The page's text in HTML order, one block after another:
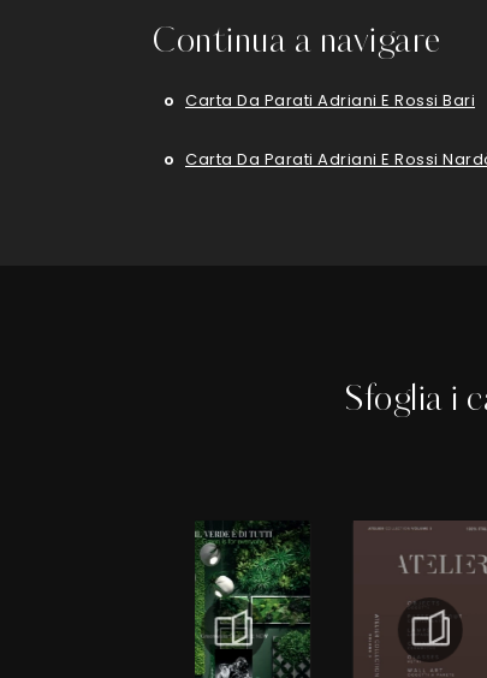
Continua a navigare
Carta Da Parati Adriani E Rossi Bari
Carta Da Parati Adriani E Rossi
Sfoglia i